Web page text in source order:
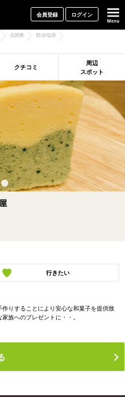
会員登録 ログイン
北関東 那須/塩原
クチコミ
周辺
スポット
行きたい
りすることにより安心な和菓子を提供致
族へのプレゼントに・・。